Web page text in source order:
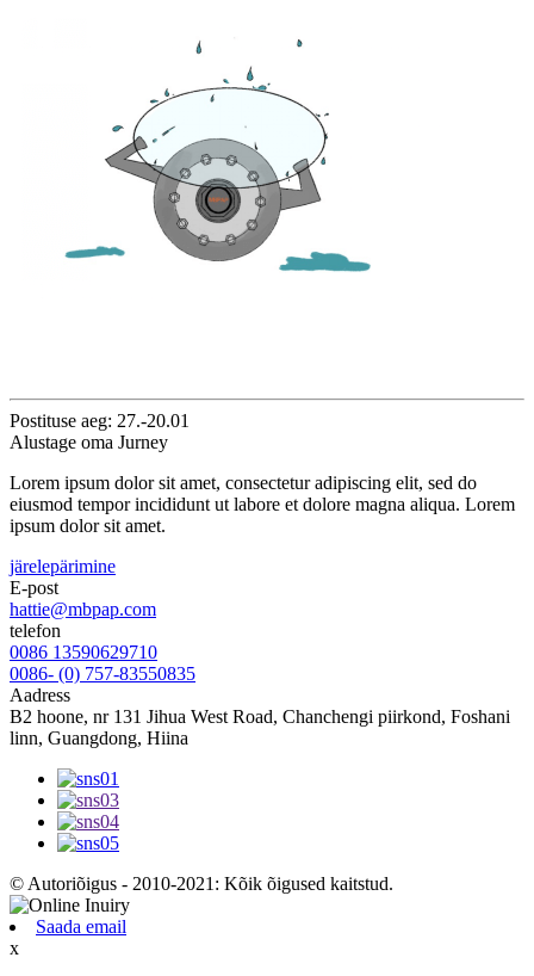
Postituse aeg: 27.-20.01
Alustage oma Jurney
Lorem ipsum dolor sit amet, consectetur adipiscing elit, sed do
eiusmod tempor incididunt ut labore et dolore magna aliqua. Lorem
ipsum dolor sit amet.
järelepärimine
E-post
hattie@mbpap.com
telefon
0086 13590629710
0086- (0) 757-83550835
Aadress
B2 hoone, nr 131 Jihua West Road, Chanchengi piirkond, Foshani
linn, Guangdong, Hiina
© Autoriõigus - 2010-2021: Kõik õigused kaitstud.
Saada email
x